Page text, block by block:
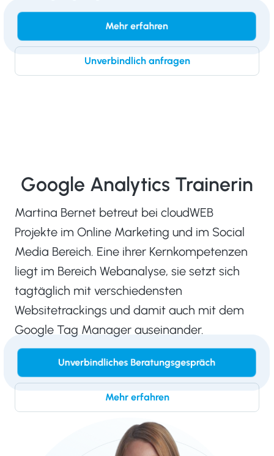
Mehr erfahren
Unverbindlich anfragen
Google Analytics Trainerin
Martina Bernet betreut bei cloudWEB
Projekte im Online Marketing und im Social
Media Bereich. Eine ihrer Kernkompetenzen
liegt im Bereich Webanalyse, sie setzt sich
tagtäglich mit verschiedensten
Websitetrackings und damit auch mit dem
Google Tag Manager auseinander.
Unverbindliches Beratungsgespräch
Mehr erfahren